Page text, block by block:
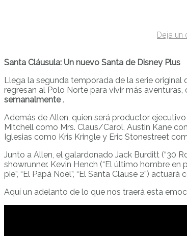
Deja un
Santa Cláusula: Un nuevo Santa de Disney Plus
Llega la segunda temporada de la serie original
regresan al Polo Norte para vivir más
semanalmente.
Además de Allen, quien será productor
Mitchell como Mrs. Claus/Carol, Austin Kane
Iglesias como Kris Kringle y Eric Stonestreet
Junto a Allen, el galardonado Jack Burditt (“30
showrunner. Kevin Hench (“El último hombre en
pie”, “El Papá Noel”, “El Santa Clause 2”)
Aquí un adelanto de lo que nos traerá esta